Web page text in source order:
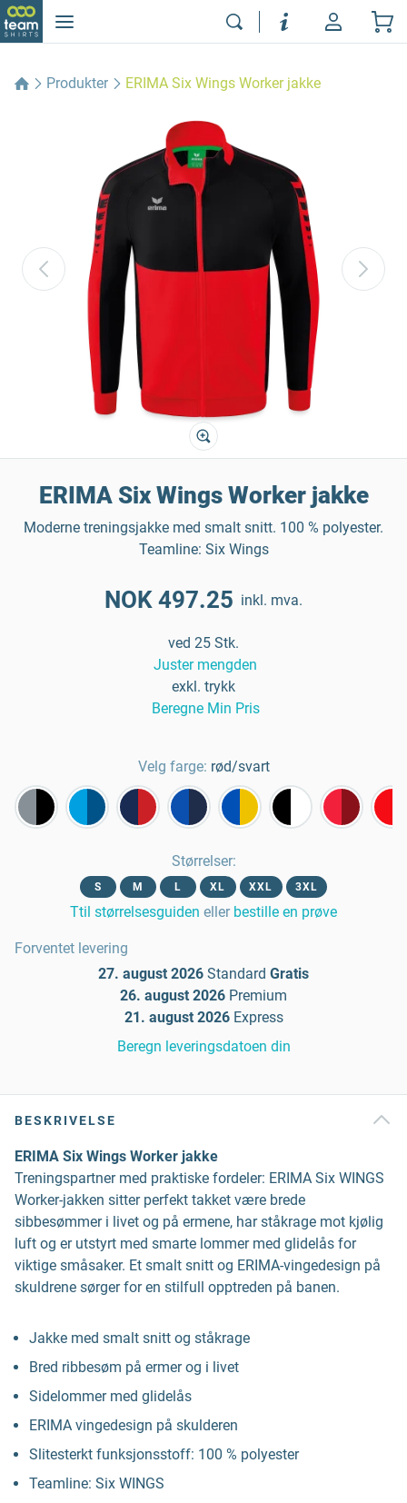
Produkter ERIMA Six Wings Worker jakke
ERIMA Six Wings Worker jakke
Moderne treningsjakke med smalt snitt. 100 % polyester.
Teamline: Six Wings
NOK 497.25 inkl. mva.
ved 25 Stk.
Juster mengden
exkl. trykk
Beregne Min Pris
Velg farge: rød/svart
Størrelser:
S M L XL XXL 3XL
Ttil størrelsesguiden eller bestille en prøve
Forventet levering
27. august 2026 Standard Gratis
26. august 2026 Premium
21. august 2026 Express
Beregn leveringsdatoen din
BESKRIVELSE
ERIMA Six Wings Worker jakke
Treningspartner med praktiske fordeler: ERIMA Six WINGS
Worker-jakken sitter perfekt takket være brede
sibbesømmer i livet og på ermene, har ståkrage mot kjølig
luft og er utstyrt med smarte lommer med glidelås for
viktige småsaker. Et smalt snitt og ERIMA-vingedesign på
skuldrene sørger for en stilfull opptreden på banen.
Jakke med smalt snitt og ståkrage
Bred ribbesøm på ermer og i livet
Sidelommer med glidelås
ERIMA vingedesign på skulderen
Slitesterkt funksjonsstoff: 100 % polyester
Teamline: Six WINGS